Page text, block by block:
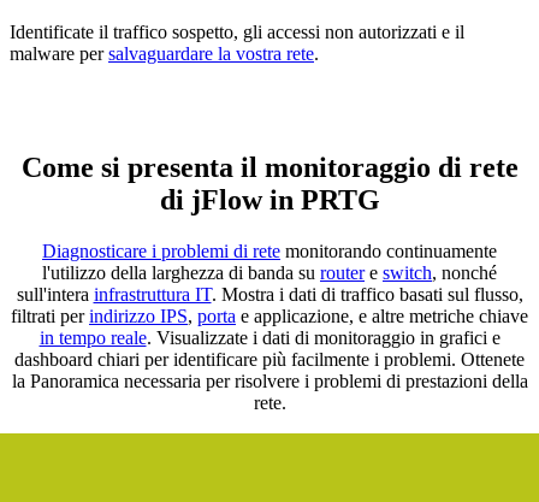
Identificate il traffico sospetto, gli accessi non autorizzati e il
malware persalvaguardare la vostra rete.
Come si presenta il monitoraggio di rete
di jFlow in PRTG
Diagnosticare i problemi di rete monitorando continuamente
l'utilizzo della larghezza di banda su routere switch, nonché
sull'intera infrastruttura IT. Mostra i dati di traffico basati sul flusso,
filtrati perindirizzo IPS, porta e applicazione, e altre metriche chiave
in tempo reale. Visualizzate i dati di monitoraggio in grafici e
dashboard chiari per identificare più facilmente i problemi. Ottenete
la Panoramica necessaria per risolvere i problemi di prestazioni della
rete.